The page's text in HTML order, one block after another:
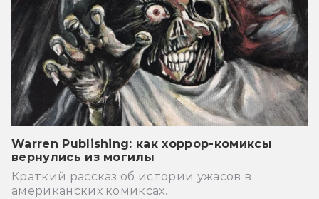
Warren Publishing: как хоррор-комиксы
вернулись из могилы
Краткий рассказ об истории ужасов в
американских комиксах.